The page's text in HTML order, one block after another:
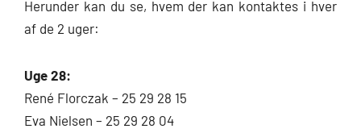
Herunder kan du se, hvem der kan kontaktes i hver
af de 2 uger:
Uge 28:
René Florczak – 25 29 28 15
Eva Nielsen – 25 29 28 04